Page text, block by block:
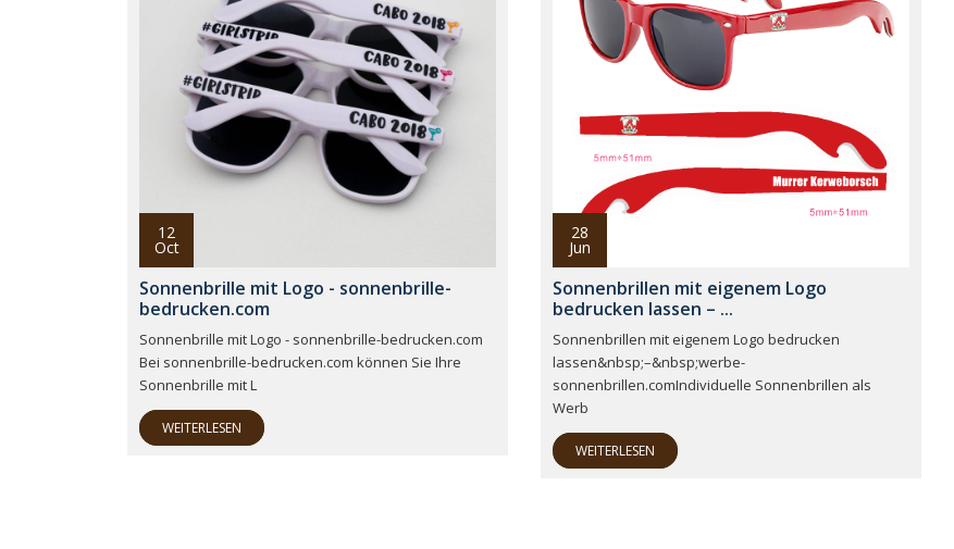
12
Oct
Sonnenbrille mit Logo - sonnenbrille-
bedrucken.com
Sonnenbrille mit Logo - sonnenbrille-bedrucken.com
Bei sonnenbrille-bedrucken.com können Sie Ihre
Sonnenbrille mit L
WEITERLESEN
28
Jun
Sonnenbrillen mit eigenem Logo
bedrucken lassen – ...
Sonnenbrillen mit eigenem Logo bedrucken
lassen&nbsp;–&nbsp;werbe-
sonnenbrillen.comIndividuelle Sonnenbrillen als
Werb
WEITERLESEN